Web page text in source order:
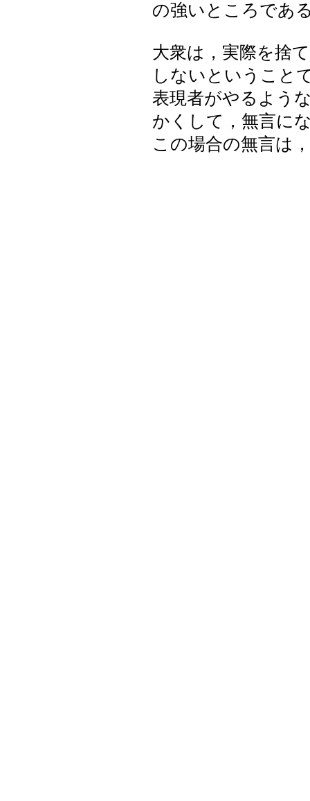
の強いところであ
大衆は，実際を捨
しないということ
表現者がやるよう
かくして，無言に
この場合の無言は